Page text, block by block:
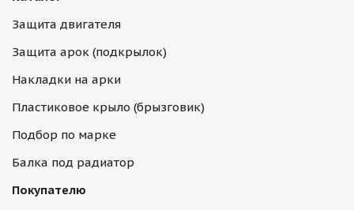
Защита двигателя
Защита арок (подкрылок)
Накладки на арки
Пластиковое крыло (брызговик)
Подбор по марке
Балка под радиатор
Покупателю